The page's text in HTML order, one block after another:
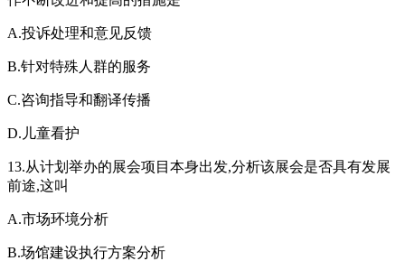
A.投诉处理和意见反馈
B.针对特殊人群的服务
C.咨询指导和翻译传播
D.儿童看护
13.从计划举办的展会项目本身出发,分析该展会是否具有发展
前途,这叫
A.市场环境分析
B.场馆建设执行方案分析